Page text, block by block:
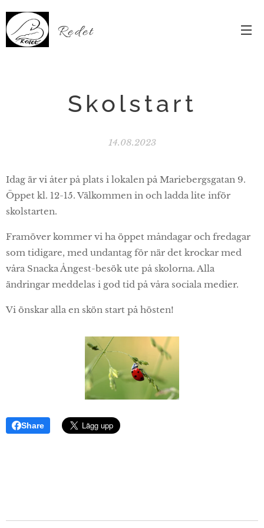
Redet
Skolstart
14.08.2023
Idag är vi åter på plats i lokalen på Mariebergsgatan 9.
Öppet kl. 12-15. Välkommen in och ladda lite inför
skolstarten.
Framöver kommer vi ha öppet måndagar och fredagar
som tidigare, med undantag för när det krockar med
våra Snacka Ångest-besök ute på skolorna. Alla
ändringar meddelas i god tid på våra sociala medier.
Vi önskar alla en skön start på hösten!
Share